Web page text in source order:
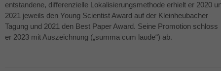
entstandene, differenzielle Lokalisierungsmethode erhielt er 2020
2021 jeweils den Young Scientist Award auf der Kleinheubacher
Tagung und 2021 den Best Paper Award. Seine Promotion schloss
er 2023 mit Auszeichnung („summa cum laude“) ab.